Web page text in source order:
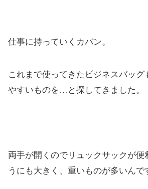
仕事に持っていくカバン。
これまで使ってきたビジネスバッグ
やすいものを…と探してきました。
両手が開くのでリュックサックが便
うにも大きく、重いものが多いんで